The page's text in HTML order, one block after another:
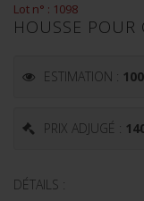
Lot n° : 1098
HOUSSE POUR
ESTIMATION :
PRIX ADJUGÉ :
DÉTAILS :